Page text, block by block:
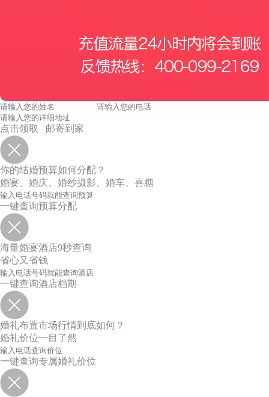
点击领取 邮寄到家
你的结婚预算如何分配？
婚宴、婚庆、婚纱摄影、婚车、喜糖
一键查询预算分配
海量婚宴酒店9秒查询
省心又省钱
一键查询酒店档期
婚礼布置市场行情到底如何？
婚礼价位一目了然
一键查询专属婚礼价位